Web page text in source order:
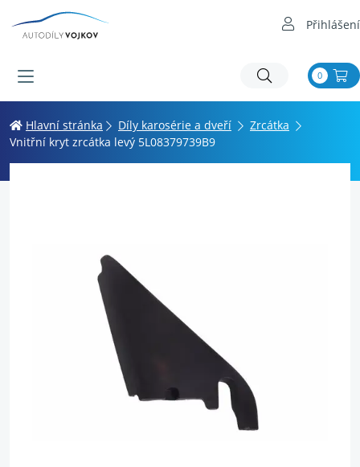
Přihlášení
0
Hlavní stránka Díly karosérie a dveří
Zrcátka
Vnitřní kryt zrcátka levý 5L08379739B9